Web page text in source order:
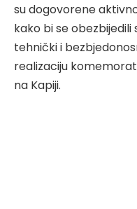
su dogovorene
kako bi se
tehnički i
realizaciju
na Kapiji.